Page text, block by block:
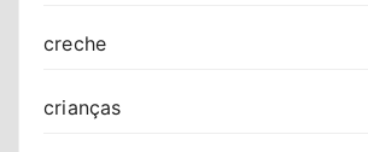
creche
crianças